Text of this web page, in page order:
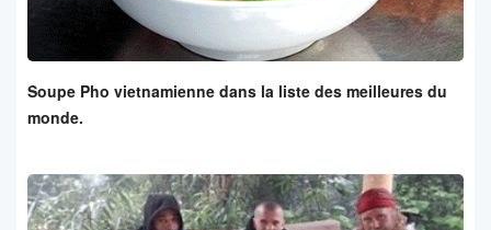
Soupe Pho vietnamienne dans la liste des meilleures du
monde.